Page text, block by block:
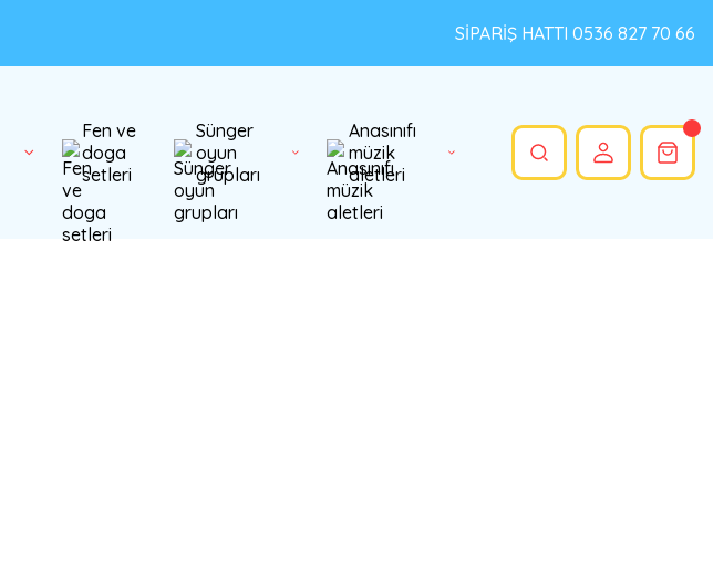
SİPARİŞ HATTI 0536 827 70 66
Fen ve
doga
setleri
Sünger
oyun
grupları
Anasınıfı
müzik
aletleri